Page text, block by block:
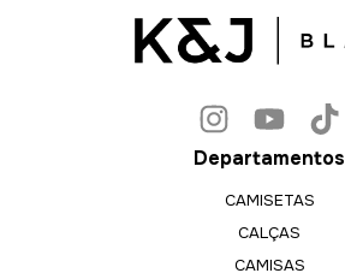
Departamentos
CAMISETAS
CALÇAS
CAMISAS